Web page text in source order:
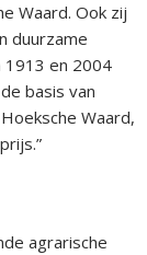
Waard. Ook zij
duurzame
1913 en 2004
basis van
Waard,
agrarische